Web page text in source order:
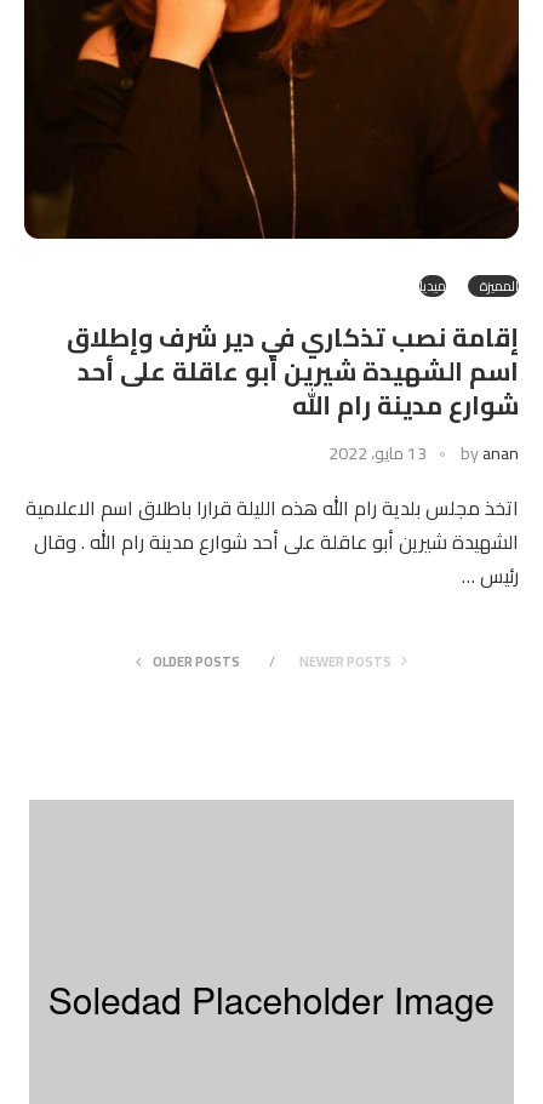
المميزة ميديا
إقامة نصب تذكاري في دير شرف وإطلاق
اسم الشهيدة شيرين أبو عاقلة على أحد
شوارع مدينة رام الله
byanan 13 مايو، 2022
اتخذ مجلس بلدية رام الله هذه الليلة قرارا باطلاق اسم الاعلامية
الشهيدة شيرين أبو عاقلة على أحد شوارع مدينة رام الله . وقال
رئيس …
NEWER POSTS
OLDER POSTS